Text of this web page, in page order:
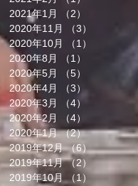
2021年1月
（2）
2020年11月
（3）
2020年10月
（1）
1件の記事
2020年8月
（1）
2020年5月
（5）
2020年4月
（3）
2020年3月
（4）
2020年2月
（4）
2020年1月 （2）2件の記事
2019年12月 （6）6件の記事
2019年11月 （2）2件の記事
2019年10月
（1）
1件の記事